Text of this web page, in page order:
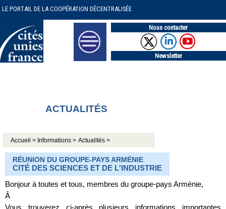
LE PORTAIL DE LA COOPÉRATION DÉCENTRALISÉE
Nous contacter
Newsletter
ACTUALITÉS
Accueil > Informations > Actualités >
RÉUNION DU GROUPE-PAYS ARMÉNIE
CITÉ DES SCIENCES ET DE L'INDUSTRIE
Bonjour à toutes et tous, membres du groupe-pays Arménie,
Â
Vous trouverez ci-après plusieurs informations importantes